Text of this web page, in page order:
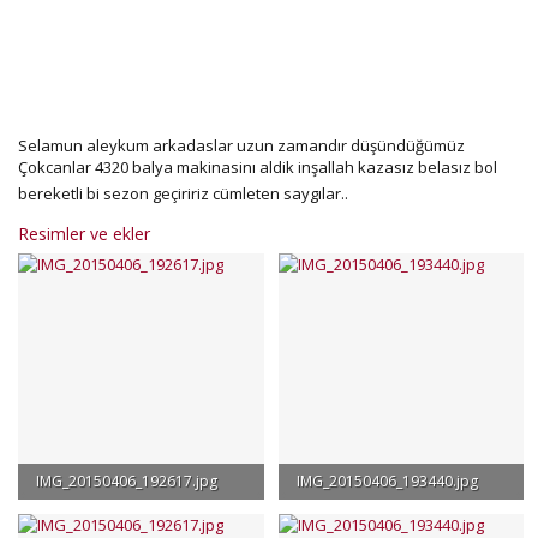
Selamun aleykum arkadaslar uzun zamandır düşündüğümüz
Çokcanlar 4320 balya makinasinı aldik inşallah kazasız belasız bol
bereketli bi sezon geçiririz cümleten saygılar..
Resimler ve ekler
IMG_20150406_192617.jpg
3.3 MB · Görüntüleme: 462
IMG_20150406_193440.jpg
3.3 MB · Görüntüleme: 388